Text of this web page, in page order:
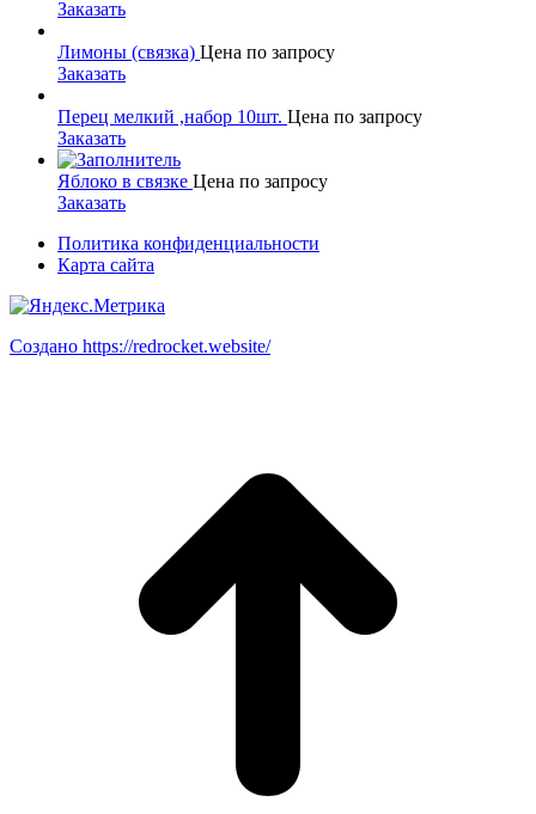
Заказать
Лимоны (связка) Цена по запросу
Заказать
Перец мелкий ,набор 10шт. Цена по запросу
Заказать
Яблоко в связке Цена по запросу
Заказать
Политика конфиденциальности
Карта сайта
Создано https://redrocket.website/